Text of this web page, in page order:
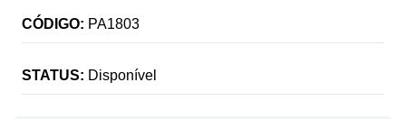
CÓDIGO: PA1803
STATUS: Disponível